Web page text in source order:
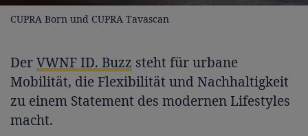
CUPRA Born und CUPRA Tavascan
DerVWNF ID. Buzz steht für urbane
Mobilität, die Flexibilität und Nachhaltigkeit
zu einem Statement des modernen Lifestyles
macht.